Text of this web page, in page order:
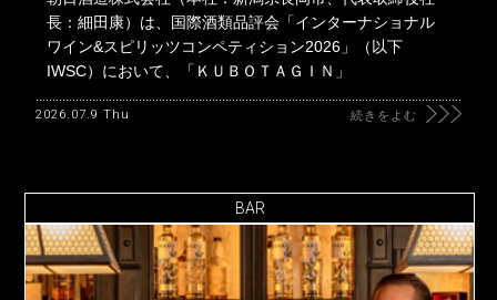
長：細田康）は、国際酒類品評会「インターナショナル
ワイン&スピリッツコンペティション2026」（以下
IWSC）において、「ＫＵＢＯＴＡＧＩＮ」
2026.07.9 Thu 続きをよむ
BAR